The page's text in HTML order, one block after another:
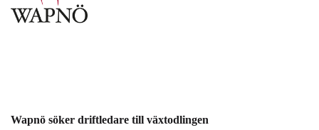
Wapnö söker driftledare till växtodlingen